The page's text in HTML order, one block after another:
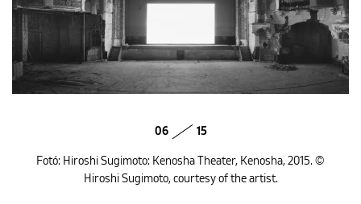
06 15
Fotó: Hiroshi Sugimoto: Kenosha Theater, Kenosha, 2015. ©
Hiroshi Sugimoto, courtesy of the artist.